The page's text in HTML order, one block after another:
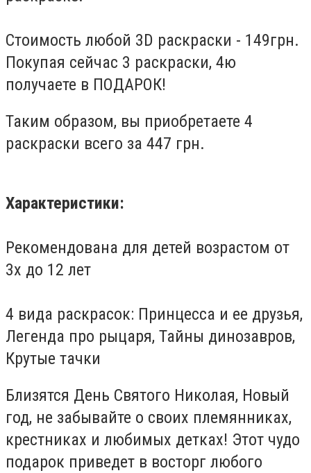
Стоимость любой 3D раскраски - 149грн.
Покупая сейчас 3 раскраски, 4ю
получаете в ПОДАРОК!
Таким образом, вы приобретаете 4
раскраски всего за 447 грн.
Характеристики:
Рекомендована для детей возрастом от
3х до 12 лет
4 вида раскрасок: Принцесса и ее друзья,
Легенда про рыцаря, Тайны динозавров,
Крутые тачки
Близятся День Святого Николая, Новый
год, не забывайте о своих племянниках,
крестниках и любимых детках! Этот чудо
подарок приведет в восторг любого